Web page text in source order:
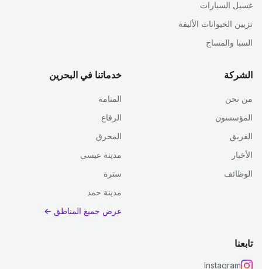
غسيل السيارات
تزيين الحيوانات الأليفة
السبا والمساج
الشركة
من نحن
المؤسسون
الفريق
الأخبار
الوظائف
خدماتنا في البحرين
المنامة
الرفاع
المحرق
مدينة عيسى
سترة
مدينة حمد
عرض جميع المناطق ←
تابعنا
Instagram